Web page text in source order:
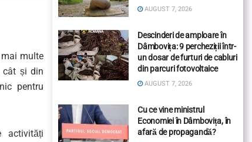
multe
cât și din
pentru
activități
AUGUST 7, 2026
Descinderi de amploare în
Dâmbovița: 9 percheziții într-
un dosar de furturi de cabluri
din parcuri fotovoltaice
AUGUST 7, 2026
Cu ce vine ministrul
Economiei în Dâmbovița, în
afară de propagandă?